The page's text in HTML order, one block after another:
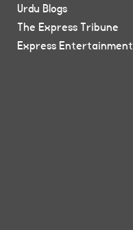
Urdu Blogs
The Express Tribune
Express Entertainment